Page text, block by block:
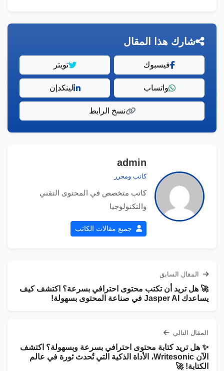
شارك هذا المقال
فيسبوك تويتر
واتساب لينكدإن
نسخ الرابط
admin
كاتب ومحرر
كاتب متخصص في المحتوى التقني
والتكنولوجيا
جميع مقالات الكاتب
المقال السابق
🚀 هل تريد أن تكتب محتوى احترافي بسرعة؟ اكتشف كيف
يساعدك Jasper AI في صناعة المحتوى بسهولة!
المقال التالي
✨ هل تريد كتابة محتوى احترافي بسرعة وبسهولة؟ اكتشف
الآن Writesonic، الأداة الذكية التي تُحدث ثورة في عالم
الكتابة! 🚀